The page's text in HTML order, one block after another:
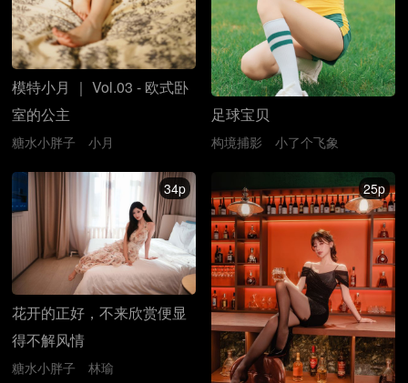
模特小月 ｜ Vol.03 - 欧式卧
室的公主
糖水小胖子 小月
足球宝贝
构境捕影 小了个飞象
34p
花开的正好，不来欣赏便显
得不解风情
糖水小胖子 林瑜
25p